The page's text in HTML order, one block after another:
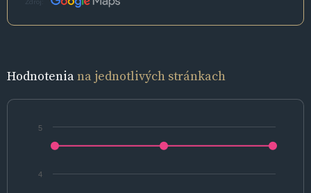
Hodnoteniana jednotlivých stránkach
4
5